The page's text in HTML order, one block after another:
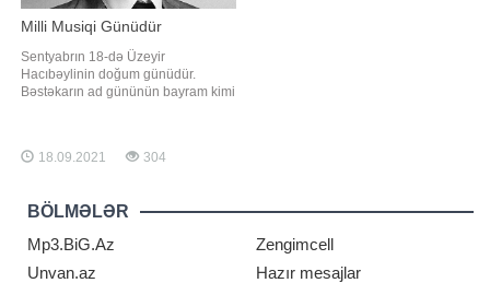
Milli Musiqi Günüdür
Sentyabrın 18-də Üzeyir
Hacıbəylinin doğum günüdür.
Bəstəkarın ad gününün bayram kimi
Niyazi Üzeyir bəyin vəfatından
Əliyevi
18.09.2021 304
BÖLMƏLƏR
Mp3.BiG.Az
Zengimcell
Unvan.az
Hazır mesajlar